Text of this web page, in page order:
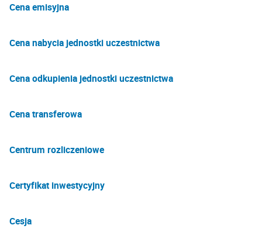
Cena emisyjna
Cena nabycia jednostki uczestnictwa
Cena odkupienia jednostki uczestnictwa
Cena transferowa
Centrum rozliczeniowe
Certyfikat inwestycyjny
Cesja